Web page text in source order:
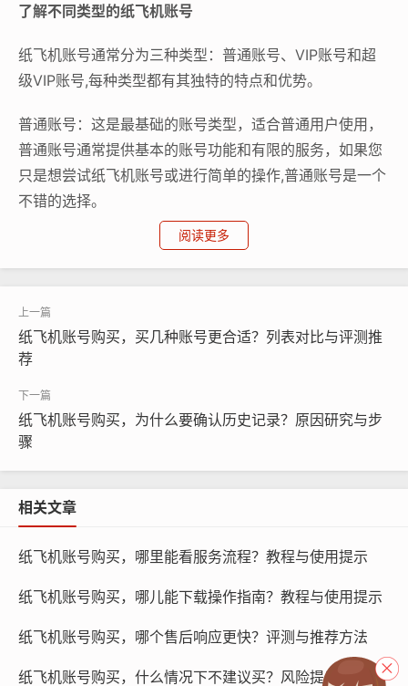
了解不同类型的纸飞机账号
纸飞机账号通常分为三种类型：普通账号、VIP账号和超
级VIP账号,每种类型都有其独特的特点和优势。
普通账号：这是最基础的账号类型，适合普通用户使用，
普通账号通常提供基本的账号功能和有限的服务，如果您
只是想尝试纸飞机账号或进行简单的操作,普通账号是一个
不错的选择。
纸飞机账号购买, 在线购买tg账号, 电报聊天账号购买,wdd
些特权可能包括更高的速度、更快的响应时间、更多的下
载和上传空间等，如果您需要更高的性能和更多的功能,VI
阅读更多
纸飞机账号购买，买几种账号更合适？列表对比与评测推
荐
纸飞机账号购买，为什么要确认历史记录？原因研究与步
骤
相关文章
纸飞机账号购买，哪里能看服务流程？教程与使用提示
纸飞机账号购买，哪儿能下载操作指南？教程与使用提示
纸飞机账号购买，哪个售后响应更快？评测与推荐方法
纸飞机账号购买，什么情况下不建议买？风险提示与替代